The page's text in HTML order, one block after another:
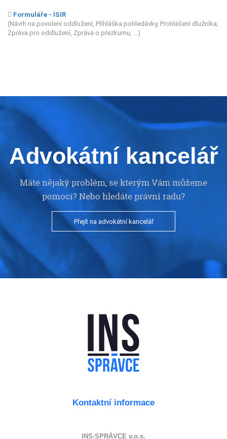
Formuláře - ISIR
(Návrh na povolení oddlužení, Přihláška pohledávky, Prohlášení dlužníka,
Zpráva pro oddlužení, Zpráva o přezkumu, ...)
Advokátní kancelář
Máte nějaký problém, se kterým Vám můžeme
pomoci? Nebo hledáte právní radu?
Přejít na advokátní kancelář
Kontaktní informace
INS-SPRÁVCE v.o.s.